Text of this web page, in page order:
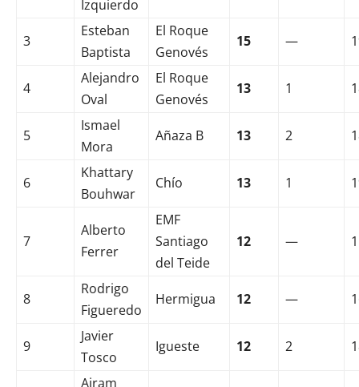
Izquierdo
3
Esteban
Baptista
El Roque
Genovés
15 —
4
Alejandro
Oval
El Roque
Genovés
13 1
5
Ismael
Mora
Añaza B 13 2
6
Khattary
Bouhwar
Chío 13 1
7
Alberto
Ferrer
EMF
Santiago
del Teide
12 —
8
Rodrigo
Figueredo
Hermigua 12 —
9
Javier
Tosco
Igueste 12 2
Airam